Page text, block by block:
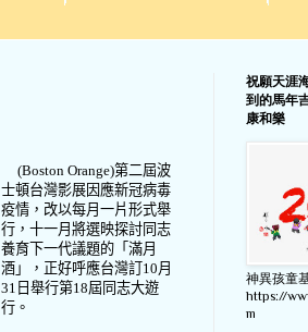
(Boston Orange)第二屆波
士頓台灣影展因應新冠病毒
疫情，改以每月一片形式舉
行，十一月將選映探討同志
養育下一代議題的「滿月
酒」，正好呼應台灣訂 10月
31 日舉行第18屆同志大遊
行。
祝願天涯
到的馬年
康和樂
神異孩童
https://
m